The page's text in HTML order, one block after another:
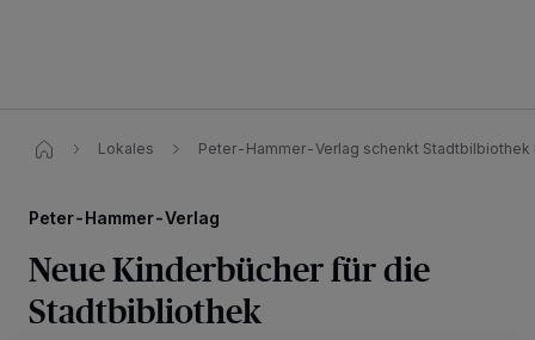
Lokales Peter-Hammer-Verlag schenkt Stadtbilbiothek
Peter-Hammer-Verlag
Neue Kinderbücher für die
Stadtbibliothek